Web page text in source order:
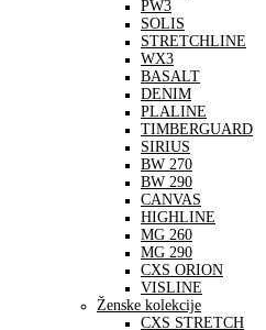
PW3
SOLIS
STRETCHLINE
WX3
BASALT
DENIM
PLALINE
TIMBERGUARD
SIRIUS
BW 270
BW 290
CANVAS
HIGHLINE
MG 260
MG 290
CXS ORION
VISLINE
Ženske kolekcije
CXS STRETCH